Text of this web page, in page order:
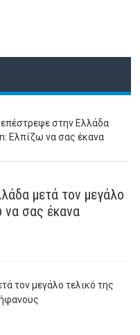
στην Ελλάδα
Ελπίζω να σας έκανα
μετά τον μεγάλο
να σας έκανα
τον μεγάλο τελικό της